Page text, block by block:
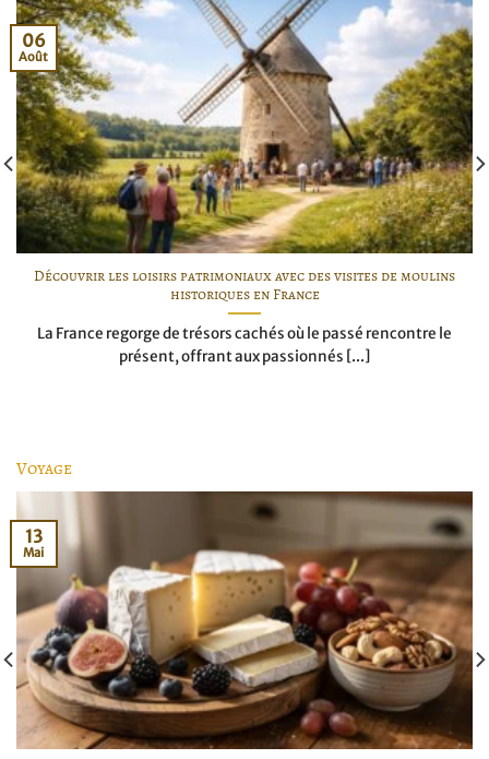
Découvrir les loisirs patrimoniaux avec des visites de moulins
historiques en France
La France regorge de trésors cachés où le passé rencontre le
présent, offrant aux passionnés [...]
06
Août
Voyage
13
Mai